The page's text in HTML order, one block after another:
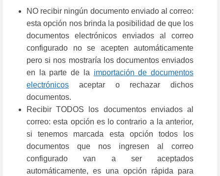
NO recibir ningún documento enviado al correo:
esta opción nos brinda la posibilidad de que los
documentos electrónicos enviados al correo
configurado no se acepten automáticamente
pero si nos mostraría los documentos enviados
en la parte de la importación de documentos
electrónicos aceptar o rechazar dichos
documentos.
Recibir TODOS los documentos enviados al
correo: esta opción es lo contrario a la anterior,
si tenemos marcada esta opción todos los
documentos que nos ingresen al correo
configurado van a ser aceptados
automáticamente, es una opción rápida para